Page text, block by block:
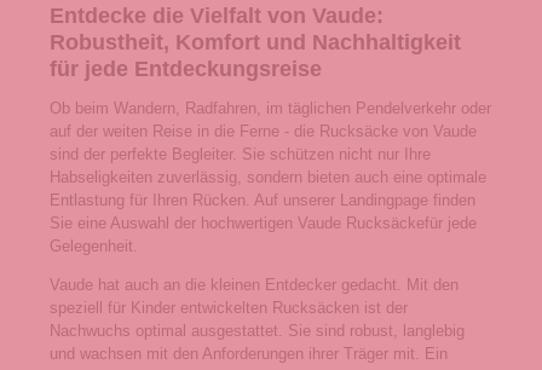
Entdecke die Vielfalt von Vaude:
Robustheit, Komfort und Nachhaltigkeit
für jede Entdeckungsreise
Ob beim Wandern, Radfahren, im täglichen Pendelverkehr oder
auf der weiten Reise in die Ferne - die Rucksäcke von Vaude
sind der perfekte Begleiter. Sie schützen nicht nur Ihre
Habseligkeiten zuverlässig, sondern bieten auch eine optimale
Entlastung für Ihren Rücken. Auf unserer Landingpage finden
Sie eine Auswahl der hochwertigen Vaude Rucksäckefür jede
Gelegenheit.
Vaude hat auch an die kleinen Entdecker gedacht. Mit den
speziell für Kinder entwickelten Rucksäcken ist der
Nachwuchs optimal ausgestattet. Sie sind robust, langlebig
und wachsen mit den Anforderungen ihrer Träger mit. Ein